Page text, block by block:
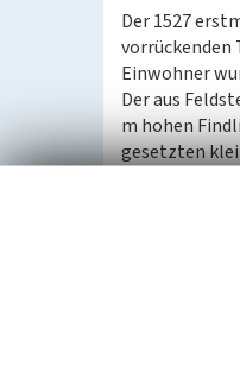
Der 1527
vorrückenden
Einwohner
Der aus
m hohen
gesetzten
Findlingen -
Wald-Kante
ebenfalls